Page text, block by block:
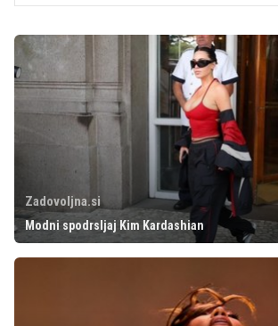
Zadovoljna.si
Modni spodrsljaj Kim Kardashian